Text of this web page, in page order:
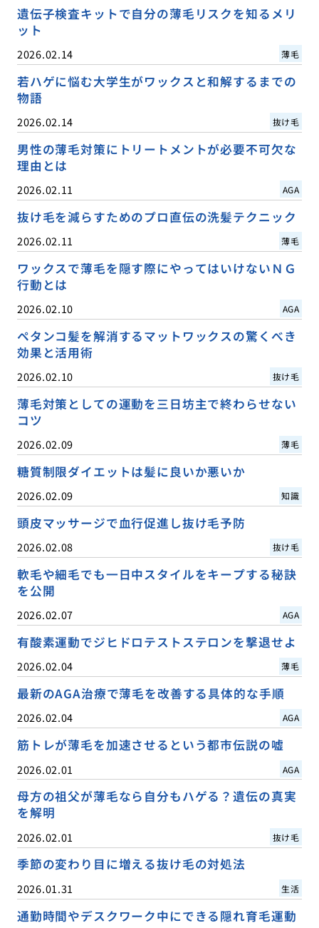
遺伝子検査キットで自分の薄毛リスクを知るメリ
ット
2026.02.14 薄毛
若ハゲに悩む大学生がワックスと和解するまでの
物語
2026.02.14 抜け毛
男性の薄毛対策にトリートメントが必要不可欠な
理由とは
2026.02.11 AGA
抜け毛を減らすためのプロ直伝の洗髪テクニック
2026.02.11 薄毛
ワックスで薄毛を隠す際にやってはいけないＮＧ
行動とは
2026.02.10 AGA
ペタンコ髪を解消するマットワックスの驚くべき
効果と活用術
2026.02.10 抜け毛
薄毛対策としての運動を三日坊主で終わらせない
コツ
2026.02.09 薄毛
糖質制限ダイエットは髪に良いか悪いか
2026.02.09 知識
頭皮マッサージで血行促進し抜け毛予防
2026.02.08 抜け毛
軟毛や細毛でも一日中スタイルをキープする秘訣
を公開
2026.02.07 AGA
有酸素運動でジヒドロテストステロンを撃退せよ
2026.02.04 薄毛
最新のAGA治療で薄毛を改善する具体的な手順
2026.02.04 AGA
筋トレが薄毛を加速させるという都市伝説の嘘
2026.02.01 AGA
母方の祖父が薄毛なら自分もハゲる？遺伝の真実
を解明
2026.02.01 抜け毛
季節の変わり目に増える抜け毛の対処法
2026.01.31 生活
通勤時間やデスクワーク中にできる隠れ育毛運動